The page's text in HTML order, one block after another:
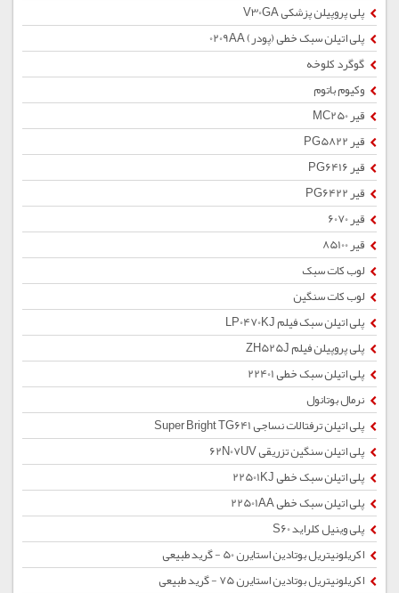
پلی پروپیلن پزشکی V30GA
پلی اتیلن سبک خطی (پودر) 0209AA
گوگرد کلوخه
وکیوم باتوم
قیر MC250
قیر PG5822
قیر PG6416
قیر PG6422
قیر 6070
قیر 85100
لوب کات سبک
لوب کات سنگین
پلی اتیلن سبک فیلم LP0470KJ
پلی پروپیلن فیلم ZH525J
پلی اتیلن سبک خطی 22401
نرمال بوتانول
پلی اتیلن ترفتالات نساجی Super Bright TG641
پلی اتیلن سنگین تزریقی 62N07UV
پلی اتیلن سبک خطی 22501KJ
پلی اتیلن سبک خطی 22501AA
پلی وینیل کلراید S60
اکریلونیتریل بوتادین استایرن 50 - گرید طبیعی
اکریلونیتریل بوتادین استایرن 75 - گرید طبیعی